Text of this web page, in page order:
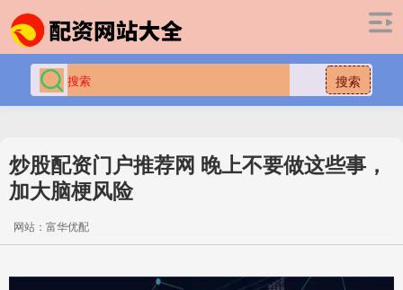
搜索
炒股配资门户推荐网 晚上不要做这些事，
加大脑梗风险
网站：富华优配